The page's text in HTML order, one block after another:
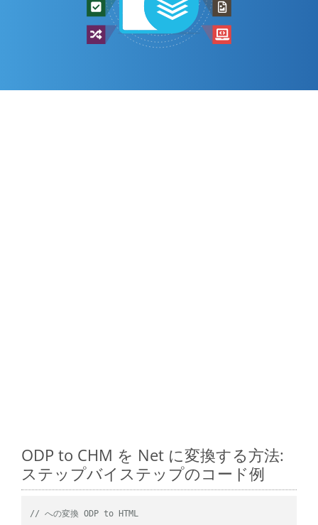
ODP to CHM を Net に変換する方法:
ステップバイステップのコード例
// への変換 ODP to HTML